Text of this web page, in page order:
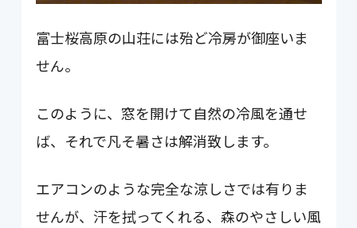
富士桜高原の山荘には殆ど冷房が御座いま
せん。
このように、窓を開けて自然の冷風を通せ
ば、それで凡そ暑さは解消致します。
エアコンのような完全な涼しさでは有りま
せんが、汗を拭ってくれる、森のやさしい風